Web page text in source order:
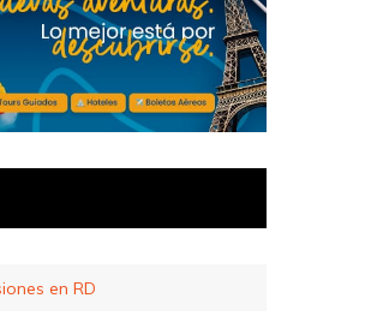
en RD